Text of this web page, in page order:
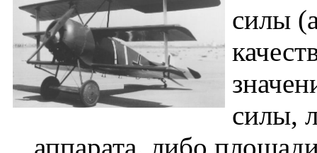
силы
силы,
аппарата, либо